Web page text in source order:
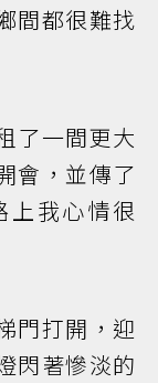
間都很難找
了一間更大
會，並傳了
上我心情很
門打開，迎
閃著慘淡的